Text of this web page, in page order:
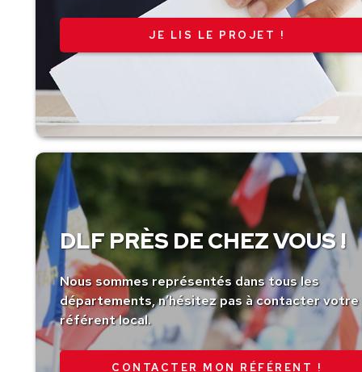
JE LIS LE PROJET !
DLF PRÈS DE CHEZ VOUS !
Nous sommes représentés dans tous les
départements, n’hésitez pas à contacter votre
référent local.
CONTACTER MON RÉFÉRENT !